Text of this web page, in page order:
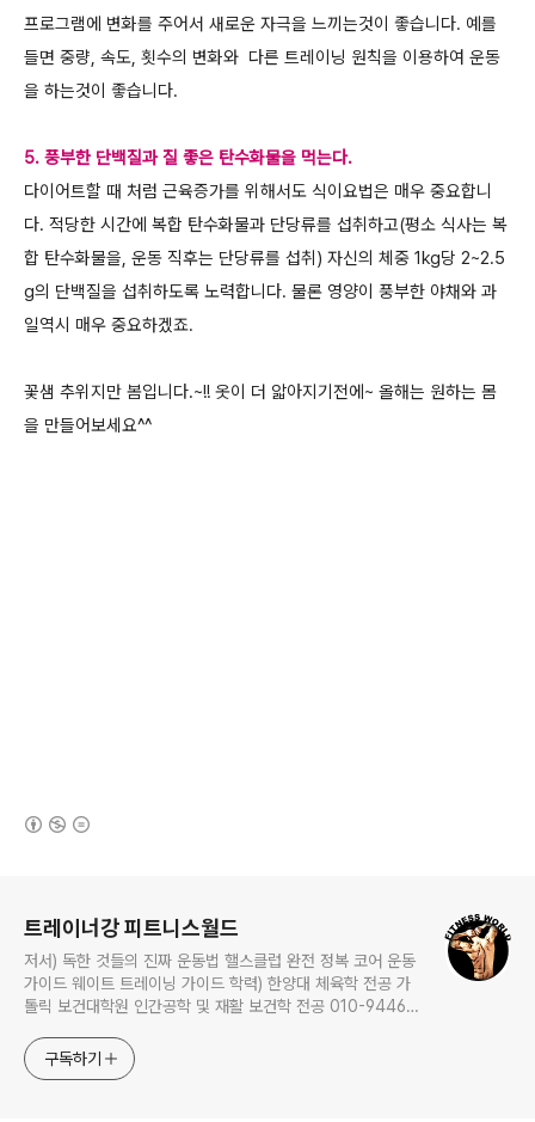
프로그램에 변화를 주어서 새로운 자극을 느끼는것이 좋습니다. 예를
들면 중량, 속도, 횟수의 변화와 다른 트레이닝 원칙을 이용하여 운동
을 하는것이 좋습니다.
5. 풍부한 단백질과 질 좋은 탄수화물을 먹는다.
다이어트할 때 처럼 근육증가를 위해서도 식이요법은 매우 중요합니
다. 적당한 시간에 복합 탄수화물과 단당류를 섭취하고(평소 식사는 복
합 탄수화물을, 운동 직후는 단당류를 섭취) 자신의 체중 1kg당 2~2.5
g의 단백질을 섭취하도록 노력합니다. 물론 영양이 풍부한 야채와 과
일역시 매우 중요하겠죠.
꽃샘 추위지만 봄입니다.~!! 옷이 더 앏아지기전에~ 올해는 원하는 몸
을 만들어보세요^^
트레이너강 피트니스월드
저서) 독한 것들의 진짜 운동법 핼스클럽 완전 정복 코어 운동
가이드 웨이트 트레이닝 가이드 학력) 한양대 체육학 전공 가
톨릭 보건대학원 인간공학 및 재활 보건학 전공 010-9446-
구독하기